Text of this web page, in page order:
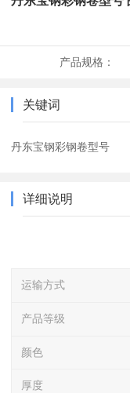
产品规格：
关键词
丹东宝钢彩钢卷型号
详细说明
运输方式
产品等级
颜色
厚度